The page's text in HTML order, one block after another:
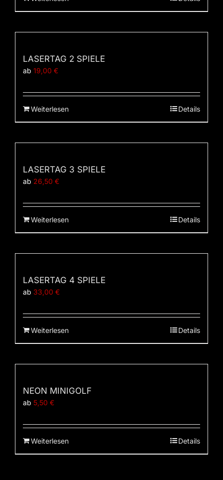
LASERTAG 2 SPIELE
ab 19,00 €
Weiterlesen Details
LASERTAG 3 SPIELE
ab 26,50 €
Weiterlesen Details
LASERTAG 4 SPIELE
ab 33,00 €
Weiterlesen Details
NEON MINIGOLF
ab 5,50 €
Weiterlesen Details